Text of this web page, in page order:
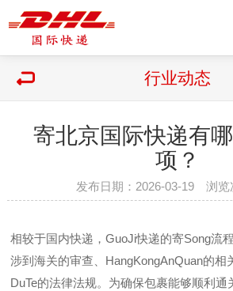
行业动态
寄北京国际快递有
项？
发布日期：2026-03-19 浏览
相较于国内快递，GuoJi快递的寄Song流
涉到海关的审查、HangKongAnQuan的相
DuTe的法律法规。为确保包裹能够顺利通